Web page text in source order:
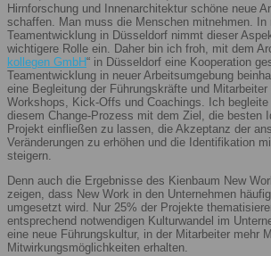
Hirnforschung und Innenarchitektur schöne neue
schaffen. Man muss die Menschen mitnehmen. In
Teamentwicklung in Düsseldorf nimmt dieser
wichtigere Rolle ein. Daher bin ich froh, mit dem
kollegen GmbH“ in Düsseldorf eine Kooperation
Teamentwicklung in neuer Arbeitsumgebung
eine Begleitung der Führungskräfte und
Workshops, Kick-Offs und Coachings. Ich
diesem Change-Prozess mit dem Ziel, die besten
Projekt einfließen zu lassen, die Akzeptanz der
Veränderungen zu erhöhen und die Identifikation
steigern.
Denn auch die Ergebnisse des Kienbaum New
zeigen, dass New Work in den Unternehmen
umgesetzt wird. Nur 25% der Projekte
entsprechend notwendigen Kulturwandel im
eine neue Führungskultur, in der Mitarbeiter mehr
Mitwirkungsmöglichkeiten erhalten.